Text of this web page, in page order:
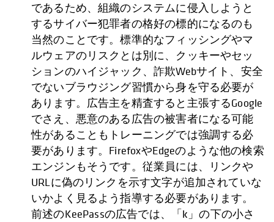
であるため、組織のシステムに侵入しようと
するサイバー犯罪者の格好の標的になるのも
当然のことです。標準的なフィッシングやマ
ルウェアのリスクとは別に、クッキーやセッ
ションのハイジャック、詐欺Webサイト、安全
でないブラウジング習慣から身を守る必要が
あります。広告主を精査すると主張するGoogle
でさえ、悪意のある広告の被害者になる可能
性があることもトレーニングでは強調する必
要があります。FirefoxやEdgeのような他の検索
エンジンもそうです。従業員には、リンクや
URLに偽のリンクを示す文字が追加されていな
いかよく見るよう指導する必要があります。
前述のKeePassの広告では、「k」の下の小さ